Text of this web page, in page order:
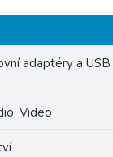
adaptéry a USB
Video